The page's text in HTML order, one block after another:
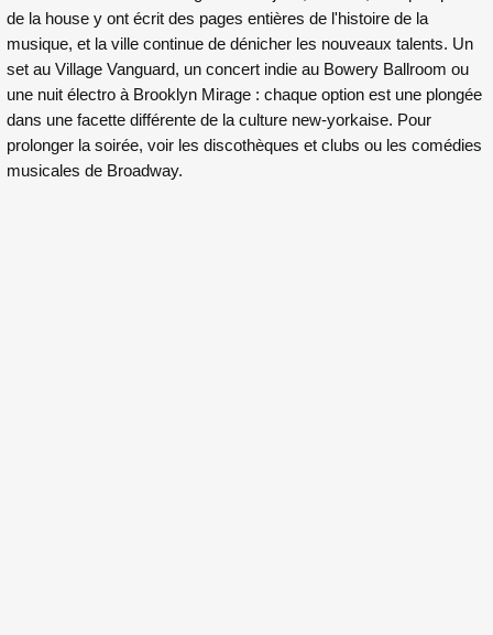
de la house y ont écrit des pages entières de l'histoire de la
musique, et la ville continue de dénicher les nouveaux talents. Un
set au Village Vanguard, un concert indie au Bowery Ballroom ou
une nuit électro à Brooklyn Mirage : chaque option est une plongée
dans une facette différente de la culture new-yorkaise. Pour
prolonger la soirée, voir les discothèques et clubs ou les comédies
musicales de Broadway.